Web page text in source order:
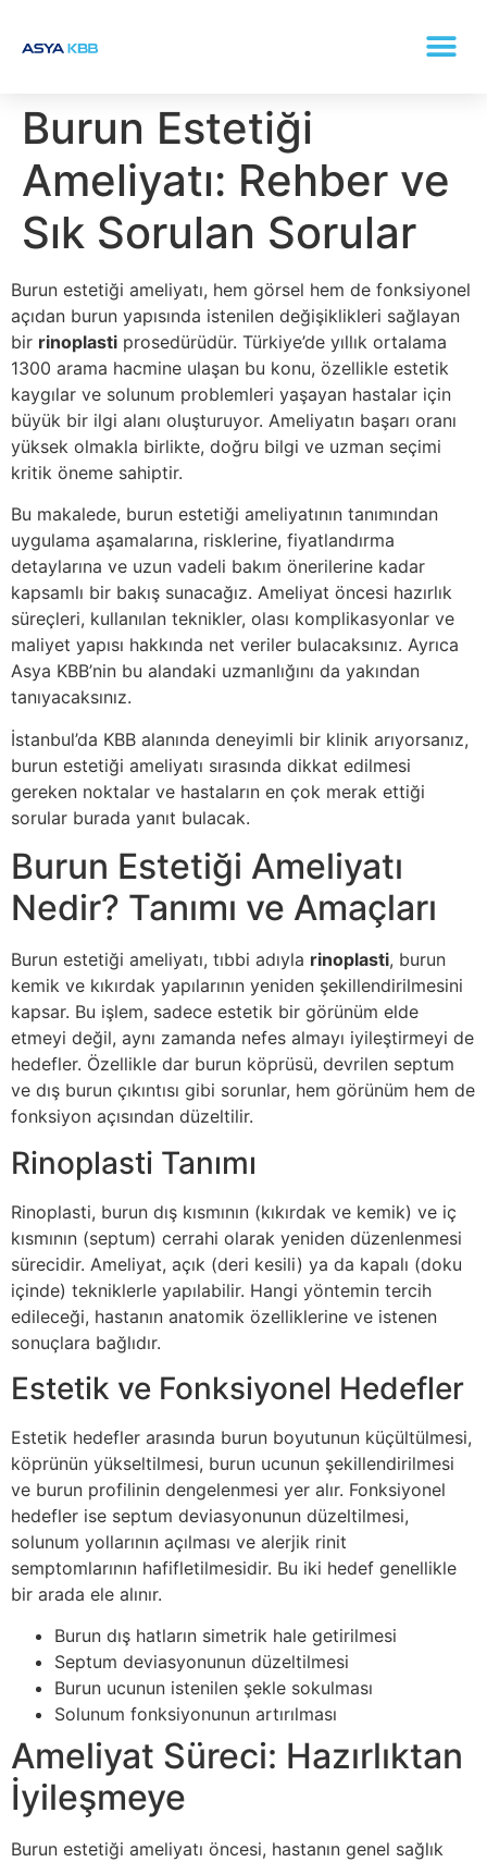
Burun Estetiği
Ameliyatı: Rehber ve
Sık Sorulan Sorular
Burun estetiği ameliyatı, hem görsel hem de fonksiyonel
açıdan burun yapısında istenilen değişiklikleri sağlayan
bir rinoplasti prosedürüdür. Türkiye’de yıllık ortalama
1300 arama hacmine ulaşan bu konu, özellikle estetik
kaygılar ve solunum problemleri yaşayan hastalar için
büyük bir ilgi alanı oluşturuyor. Ameliyatın başarı oranı
yüksek olmakla birlikte, doğru bilgi ve uzman seçimi
kritik öneme sahiptir.
Bu makalede, burun estetiği ameliyatının tanımından
uygulama aşamalarına, risklerine, fiyatlandırma
detaylarına ve uzun vadeli bakım önerilerine kadar
kapsamlı bir bakış sunacağız. Ameliyat öncesi hazırlık
süreçleri, kullanılan teknikler, olası komplikasyonlar ve
maliyet yapısı hakkında net veriler bulacaksınız. Ayrıca
Asya KBB’nin bu alandaki uzmanlığını da yakından
tanıyacaksınız.
İstanbul’da KBB alanında deneyimli bir klinik arıyorsanız,
burun estetiği ameliyatı sırasında dikkat edilmesi
gereken noktalar ve hastaların en çok merak ettiği
sorular burada yanıt bulacak.
Burun Estetiği Ameliyatı
Nedir? Tanımı ve Amaçları
Burun estetiği ameliyatı, tıbbi adıyla rinoplasti, burun
kemik ve kıkırdak yapılarının yeniden şekillendirilmesini
kapsar. Bu işlem, sadece estetik bir görünüm elde
etmeyi değil, aynı zamanda nefes almayı iyileştirmeyi de
hedefler. Özellikle dar burun köprüsü, devrilen septum
ve dış burun çıkıntısı gibi sorunlar, hem görünüm hem de
fonksiyon açısından düzeltilir.
Rinoplasti Tanımı
Rinoplasti, burun dış kısmının (kıkırdak ve kemik) ve iç
kısmının (septum) cerrahi olarak yeniden düzenlenmesi
sürecidir. Ameliyat, açık (deri kesili) ya da kapalı (doku
içinde) tekniklerle yapılabilir. Hangi yöntemin tercih
edileceği, hastanın anatomik özelliklerine ve istenen
sonuçlara bağlıdır.
Estetik ve Fonksiyonel Hedefler
Estetik hedefler arasında burun boyutunun küçültülmesi,
köprünün yükseltilmesi, burun ucunun şekillendirilmesi
ve burun profilinin dengelenmesi yer alır. Fonksiyonel
hedefler ise septum deviasyonunun düzeltilmesi,
solunum yollarının açılması ve alerjik rinit
semptomlarının hafifletilmesidir. Bu iki hedef genellikle
bir arada ele alınır.
Burun dış hatların simetrik hale getirilmesi
Septum deviasyonunun düzeltilmesi
Burun ucunun istenilen şekle sokulması
Solunum fonksiyonunun artırılması
Ameliyat Süreci: Hazırlıktan
İyileşmeye
Burun estetiği ameliyatı öncesi, hastanın genel sağlık